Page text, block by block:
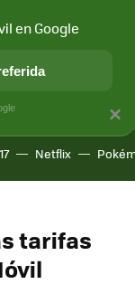
Netflix
tarifas
×
en Google